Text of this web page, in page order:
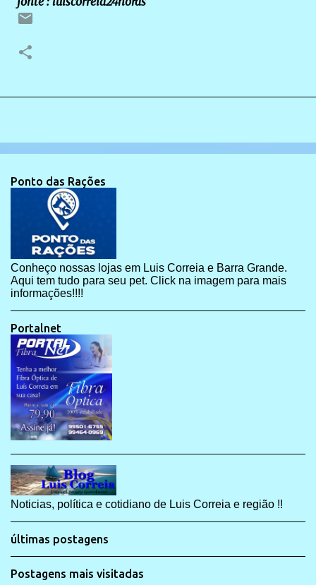
Ponto das Rações
Conheço nossas lojas em Luis Correia e Barra Grande.
Aqui tem tudo para seu pet. Click na imagem para mais
informações!!!!
Portalnet
Noticias, política e cotidiano de Luis Correia e região !!
últimas postagens
Postagens mais visitadas